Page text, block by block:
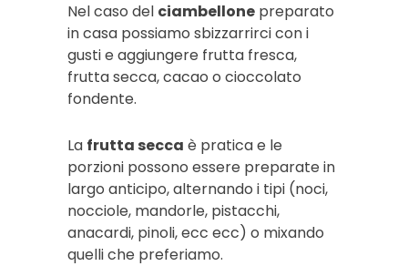
Nel caso del ciambellone preparato
in casa possiamo sbizzarrirci con i
gusti e aggiungere frutta fresca,
frutta secca, cacao o cioccolato
fondente.
La frutta secca è pratica e le
porzioni possono essere preparate in
largo anticipo, alternando i tipi (noci,
nocciole, mandorle, pistacchi,
anacardi, pinoli, ecc ecc) o mixando
quelli che preferiamo.